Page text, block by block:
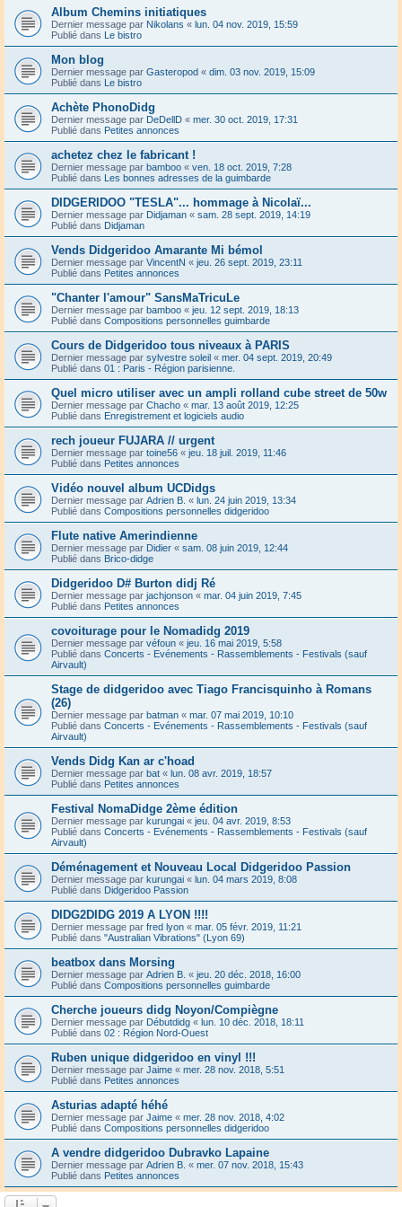
Album Chemins initiatiques
Dernier message par Nikolans « lun. 04 nov. 2019, 15:59
Publié dans Le bistro
Mon blog
Dernier message par Gasteropod « dim. 03 nov. 2019, 15:09
Publié dans Le bistro
Achète PhonoDidg
Dernier message par DeDellD « mer. 30 oct. 2019, 17:31
Publié dans Petites annonces
achetez chez le fabricant !
Dernier message par bamboo « ven. 18 oct. 2019, 7:28
Publié dans Les bonnes adresses de la guimbarde
DIDGERIDOO "TESLA"... hommage à Nicolaï...
Dernier message par Didjaman « sam. 28 sept. 2019, 14:19
Publié dans Didjaman
Vends Didgeridoo Amarante Mi bémol
Dernier message par VincentN « jeu. 26 sept. 2019, 23:11
Publié dans Petites annonces
"Chanter l'amour" SansMaTricuLe
Dernier message par bamboo « jeu. 12 sept. 2019, 18:13
Publié dans Compositions personnelles guimbarde
Cours de Didgeridoo tous niveaux à PARIS
Dernier message par sylvestre soleil « mer. 04 sept. 2019, 20:49
Publié dans 01 : Paris - Région parisienne.
Quel micro utiliser avec un ampli rolland cube street de 50w
Dernier message par Chacho « mar. 13 août 2019, 12:25
Publié dans Enregistrement et logiciels audio
rech joueur FUJARA // urgent
Dernier message par toine56 « jeu. 18 juil. 2019, 11:46
Publié dans Petites annonces
Vidéo nouvel album UCDidgs
Dernier message par Adrien B. « lun. 24 juin 2019, 13:34
Publié dans Compositions personnelles didgeridoo
Flute native Amerindienne
Dernier message par Didier « sam. 08 juin 2019, 12:44
Publié dans Brico-didge
Didgeridoo D# Burton didj Ré
Dernier message par jachjonson « mar. 04 juin 2019, 7:45
Publié dans Petites annonces
covoiturage pour le Nomadidg 2019
Dernier message par véfoun « jeu. 16 mai 2019, 5:58
Publié dans Concerts - Evénements - Rassemblements - Festivals (sauf
Airvault)
Stage de didgeridoo avec Tiago Francisquinho à Romans
(26)
Dernier message par batman « mar. 07 mai 2019, 10:10
Publié dans Concerts - Evénements - Rassemblements - Festivals (sauf
Airvault)
Vends Didg Kan ar c'hoad
Dernier message par bat « lun. 08 avr. 2019, 18:57
Publié dans Petites annonces
Festival NomaDidge 2ème édition
Dernier message par kurungai « jeu. 04 avr. 2019, 8:53
Publié dans Concerts - Evénements - Rassemblements - Festivals (sauf
Airvault)
Déménagement et Nouveau Local Didgeridoo Passion
Dernier message par kurungai « lun. 04 mars 2019, 8:08
Publié dans Didgeridoo Passion
DIDG2DIDG 2019 A LYON !!!!
Dernier message par fred lyon « mar. 05 févr. 2019, 11:21
Publié dans "Australian Vibrations" (Lyon 69)
beatbox dans Morsing
Dernier message par Adrien B. « jeu. 20 déc. 2018, 16:00
Publié dans Compositions personnelles guimbarde
Cherche joueurs didg Noyon/Compiègne
Dernier message par Débutdidg « lun. 10 déc. 2018, 18:11
Publié dans 02 : Région Nord-Ouest
Ruben unique didgeridoo en vinyl !!!
Dernier message par Jaime « mer. 28 nov. 2018, 5:51
Publié dans Petites annonces
Asturias adapté héhé
Dernier message par Jaime « mer. 28 nov. 2018, 4:02
Publié dans Compositions personnelles didgeridoo
A vendre didgeridoo Dubravko Lapaine
Dernier message par Adrien B. « mer. 07 nov. 2018, 15:43
Publié dans Petites annonces